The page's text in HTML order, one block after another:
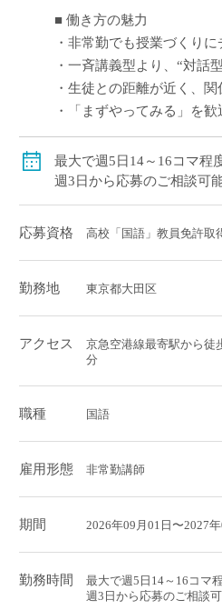
■ 働き方の魅力
・非常勤でも授業づくり
・一斉講義型より、“対話
・生徒との距離が近く、
・「まずやってみる」を
最大で週5日14～16コマ程
週3日から応募のご相談可
応募資格 高校「国語」教員免許取
勤務地 東京都大田区
アクセス
京急空港線最寄駅から徒
分
職種 国語
雇用形態 非常勤講師
期間 2026年09月01日〜2027
勤務時間
最大で週5日14～16コマ
週3日から応募のご相談